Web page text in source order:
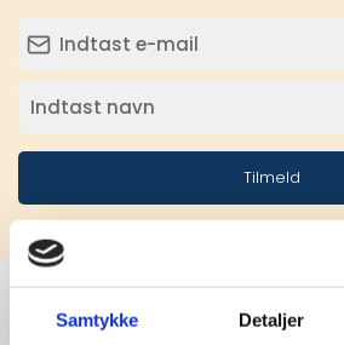
Samtykke Detaljer
Tilmeld